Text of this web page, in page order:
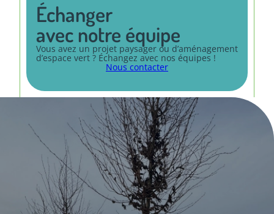
Échanger
avec notre équipe
Vous avez un projet paysager ou d’aménagement
d’espace vert ? Échangez avec nos équipes !
Nous contacter